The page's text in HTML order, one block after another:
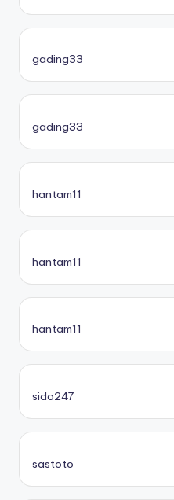
gading33
gading33
hantam11
hantam11
hantam11
sido247
sastoto